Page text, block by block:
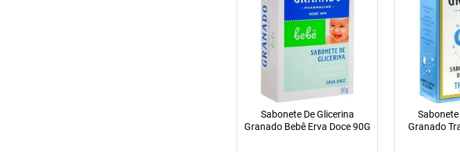
Sabonete De Glicerina
Granado Bebê Erva Doce 90G
Sabonete
Granado